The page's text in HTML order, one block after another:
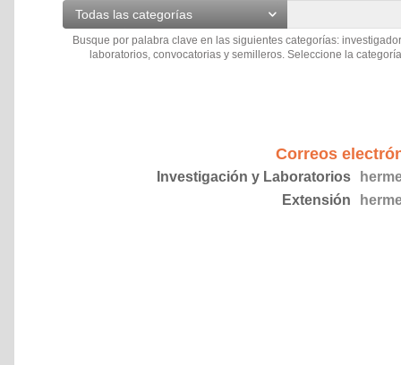
Todas las categorías
Busque por palabra clave en las siguientes categorías:
laboratorios, convocatorias y semilleros. Seleccione la
Correos
Investigación y Laboratorios
Extensión